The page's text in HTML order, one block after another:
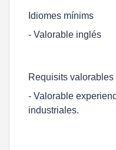
Idiomes mínims
- Valorable inglés
Requisits valorables
- Valorable
industriales.